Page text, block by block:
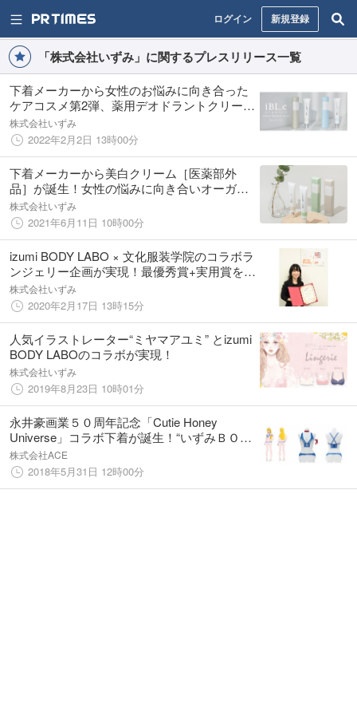
ログイン 新規登録
「株式会社いずみ」に関するプレスリリース一覧
下着メーカーから女性のお悩みに向き合った
ケアコスメ第2弾、薬用デオドラントクリーム
新発売！
株式会社いずみ
2022年2月2日 13時00分
下着メーカーから美白クリーム［医薬部外
品］が誕生！女性の悩みに向き合いオーガニ
ック成分配合で、やさしくキレイにお肌をケ
ア
株式会社いずみ
2021年6月11日 10時00分
izumi BODY LABO × 文化服装学院のコラボラ
ンジェリー企画が実現！最優秀賞+実用賞をW
受賞した三浦明莉さんの作品が商品化決定！
株式会社いずみ
2020年2月17日 13時15分
人気イラストレーター“ミヤマアユミ” とizumi
BODY LABOのコラボが実現！
株式会社いずみ
2019年8月23日 10時01分
永井豪画業５０周年記念「Cutie Honey
Universe」コラボ下着が誕生！“いずみＢＯＤ
Ｙラボ” オンライン限定で2018年6月1日より
予約販売開始！
株式会社ACE
2018年5月31日 12時00分